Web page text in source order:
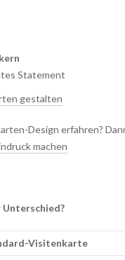
Statement
gestalten
Design erfahren?
machen
Visitenkarte